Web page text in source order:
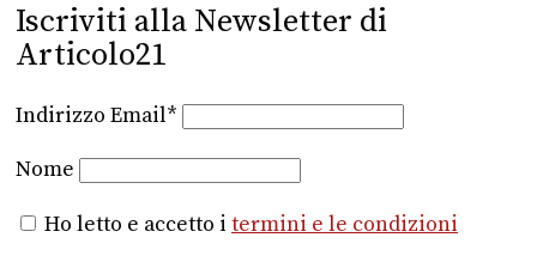
Iscriviti alla Newsletter di
Articolo21
Indirizzo Email*
Nome
Ho letto e accetto i termini e le condizioni